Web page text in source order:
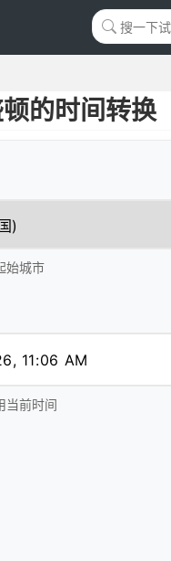
的时间转换
始城市
当前时间